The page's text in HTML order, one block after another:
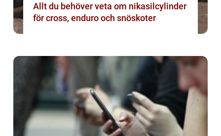
Allt du behöver veta om nikasilcylinder
för cross, enduro och snöskoter